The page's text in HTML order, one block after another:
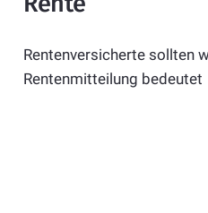
Rentenversicherte sollten
Rentenmitteilung bedeutet